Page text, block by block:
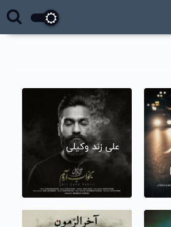
علی زند وکیلی